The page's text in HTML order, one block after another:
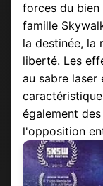
forces du bien
famille
la destinée, la
liberté. Les
au sabre
également
l'opposition